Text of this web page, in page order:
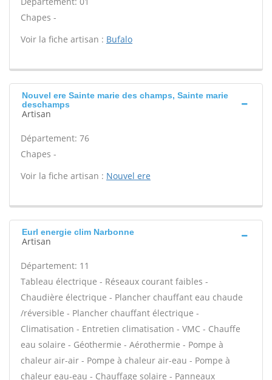
Chapes -
Voir la fiche artisan : Bufalo
Nouvel ere Sainte marie des champs, Sainte marie
deschamps
Artisan
Département: 76
Chapes -
Voir la fiche artisan : Nouvel ere
Eurl energie clim Narbonne
Artisan
Département: 11
Tableau électrique - Réseaux courant faibles -
Chaudière électrique - Plancher chauffant eau chaude
/réversible - Plancher chauffant électrique -
Climatisation - Entretien climatisation - VMC - Chauffe
eau solaire - Géothermie - Aérothermie - Pompe à
chaleur air-air - Pompe à chaleur air-eau - Pompe à
chaleur eau-eau - Chauffage solaire - Panneaux